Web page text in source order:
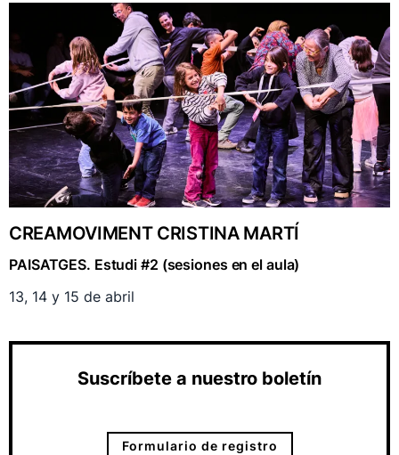
CREAMOVIMENT CRISTINA MARTÍ
PAISATGES. Estudi #2 (sesiones en el aula)
13, 14 y 15 de abril
Suscríbete a nuestro boletín
Formulario de registro